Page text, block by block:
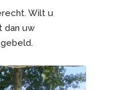
Wilt u
dan uw